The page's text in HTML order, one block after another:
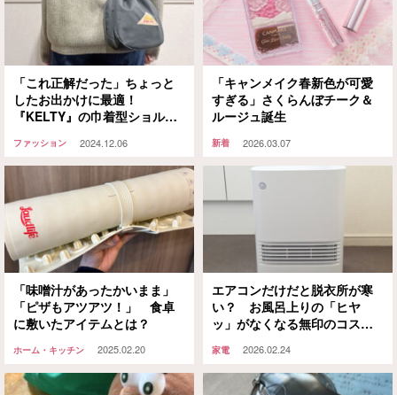
「これ正解だった」ちょっと
したお出かけに最適！
『KELTY』の巾着型ショルダ
ファッション 2024.12.06
「キャンメイク春新色が可愛
すぎる」さくらんぼチーク＆
ルージュ誕生
新着 2026.03.07
「味噌汁があったかいまま」
「ピザもアツアツ！」 食卓
に敷いたアイテムとは？
ホーム・キッチン 2025.02.20
エアコンだけだと脱衣所が寒
い？ お風呂上りの「ヒヤ
ッ」がなくなる無印のコスパ
家電 2026.02.24